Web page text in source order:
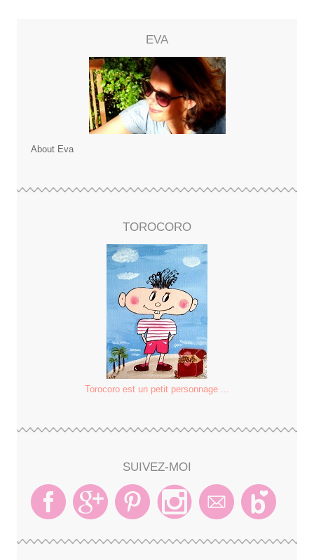
EVA
About Eva
TOROCORO
Torocoro est un petit personnage ...
SUIVEZ-MOI